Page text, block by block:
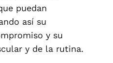
puedan
así su
y su
y de la rutina.